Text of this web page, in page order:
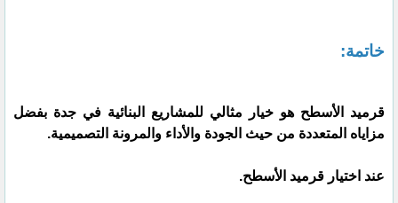
خاتمة:
قرميد الأسطح هو خيار مثالي للمشاريع البنائية في جدة بفضل
مزاياه المتعددة من حيث الجودة والأداء والمرونة التصميمية.
عند اختيار قرميد الأسطح.